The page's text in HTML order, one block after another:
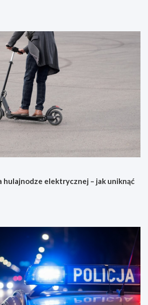
hulajnodze elektrycznej – jak uniknąć